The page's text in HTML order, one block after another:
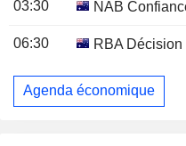
03:30 NAB
06:30 RBA Décision
Agenda économique